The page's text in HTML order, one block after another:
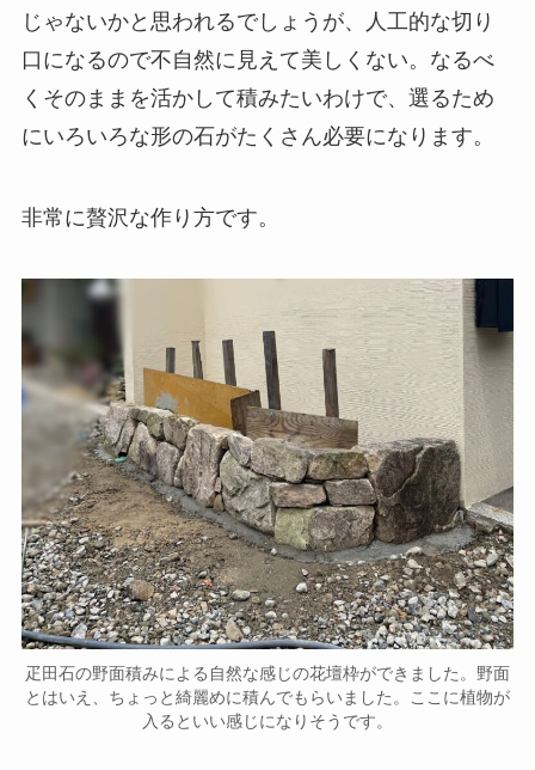
じゃないかと思われるでしょうが、人工的な切り
口になるので不自然に見えて美しくない。なるべ
くそのままを活かして積みたいわけで、選るため
にいろいろな形の石がたくさん必要になります。
非常に贅沢な作り方です。
疋田石の野面積みによる自然な感じの花壇枠ができました。野面
とはいえ、ちょっと綺麗めに積んでもらいました。ここに植物が
入るといい感じになりそうです。